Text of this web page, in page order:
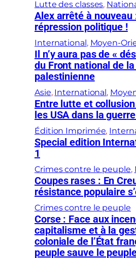
Lutte des classes,
Alex arrêté à nouveau
répression politique !
International , Moyen-
Il n’y aura pas de «
du Front national de
palestinienne
Asie, International ,
Entre lutte et
les USA dans la
Édition Imprimée,
Special edition
1
Crimes contre le peuple,
Coupes rases : En
résistance populaire
Crimes contre le peuple
Corse : Face aux
capitalisme et à la
coloniale de l’État
peuple sauve le